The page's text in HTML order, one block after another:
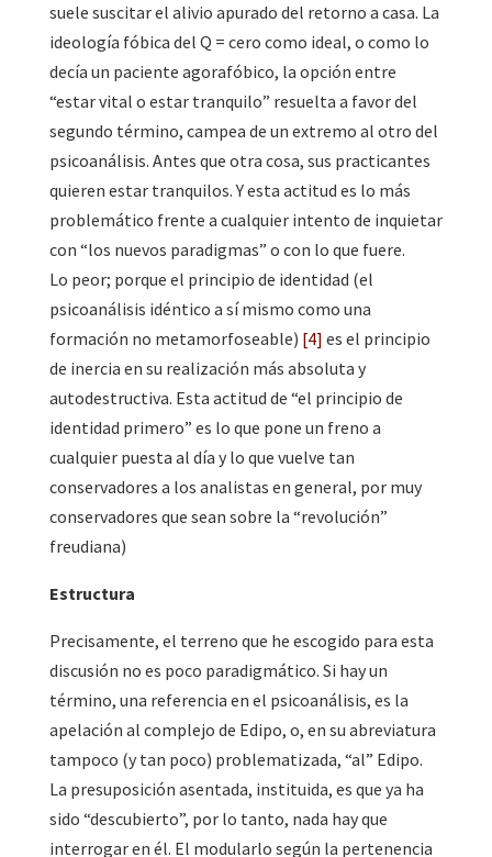
suele suscitar el alivio apurado del retorno a casa. La
ideología fóbica del Q = cero como ideal, o como lo
decía un paciente agorafóbico, la opción entre
“estar vital o estar tranquilo” resuelta a favor del
segundo término, campea de un extremo al otro del
psicoanálisis. Antes que otra cosa, sus practicantes
quieren estar tranquilos. Y esta actitud es lo más
problemático frente a cualquier intento de inquietar
con “los nuevos paradigmas” o con lo que fuere.
Lo peor; porque el principio de identidad (el
psicoanálisis idéntico a sí mismo como una
formación no metamorfoseable) [4] es el principio
de inercia en su realización más absoluta y
autodestructiva. Esta actitud de “el principio de
identidad primero” es lo que pone un freno a
cualquier puesta al día y lo que vuelve tan
conservadores a los analistas en general, por muy
conservadores que sean sobre la “revolución”
freudiana)
Estructura
Precisamente, el terreno que he escogido para esta
discusión no es poco paradigmático. Si hay un
término, una referencia en el psicoanálisis, es la
apelación al complejo de Edipo, o, en su abreviatura
tampoco (y tan poco) problematizada, “al” Edipo.
La presuposición asentada, instituida, es que ya ha
sido “descubierto”, por lo tanto, nada hay que
interrogar en él. El modularlo según la pertenencia